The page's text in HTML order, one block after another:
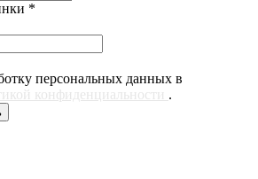
*
персональных данных в
конфиденциальности .